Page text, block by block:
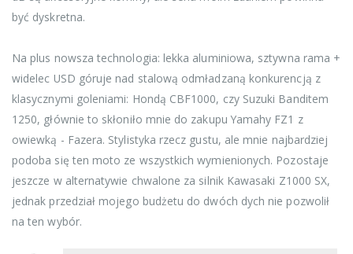
być dyskretna.
Na plus nowsza technologia: lekka aluminiowa, sztywna rama +
widelec USD góruje nad stalową odmładzaną konkurencją z
klasycznymi goleniami: Hondą CBF1000, czy Suzuki Banditem
1250, głównie to skłoniło mnie do zakupu Yamahy FZ1 z
owiewką - Fazera. Stylistyka rzecz gustu, ale mnie najbardziej
podoba się ten moto ze wszystkich wymienionych. Pozostaje
jeszcze w alternatywie chwalone za silnik Kawasaki Z1000 SX,
jednak przedział mojego budżetu do dwóch dych nie pozwolił
na ten wybór.